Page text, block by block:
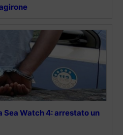
Sea Watch 4: arrestato un